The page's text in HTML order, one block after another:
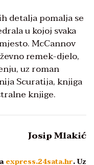
detalja pomalja se
u kojoj svaka
McCannov
remek-djelo,
uz roman
Scuratija, knjiga
knjige.
Josip Mlakić
express.24sata.hr. Uz